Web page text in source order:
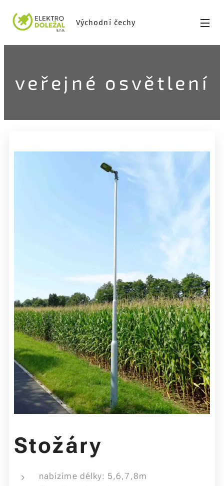
Východní čechy
veřejné osvětlení
Stožáry
nabízíme délky: 5,6,7,8m